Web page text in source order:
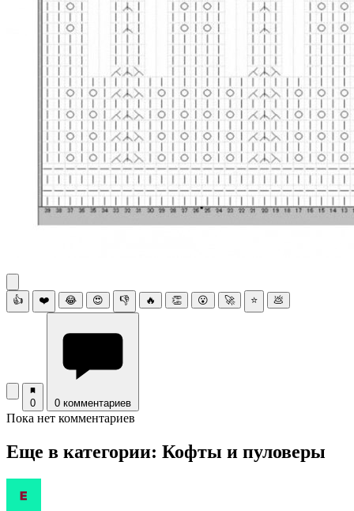
👍 ❤️ 😂 😍 👎 🔥 👏 😮 🚀 ⭐ 💩
0 0 комментариев
Пока нет комментариев
Еще в категории: Кофты и пуловеры